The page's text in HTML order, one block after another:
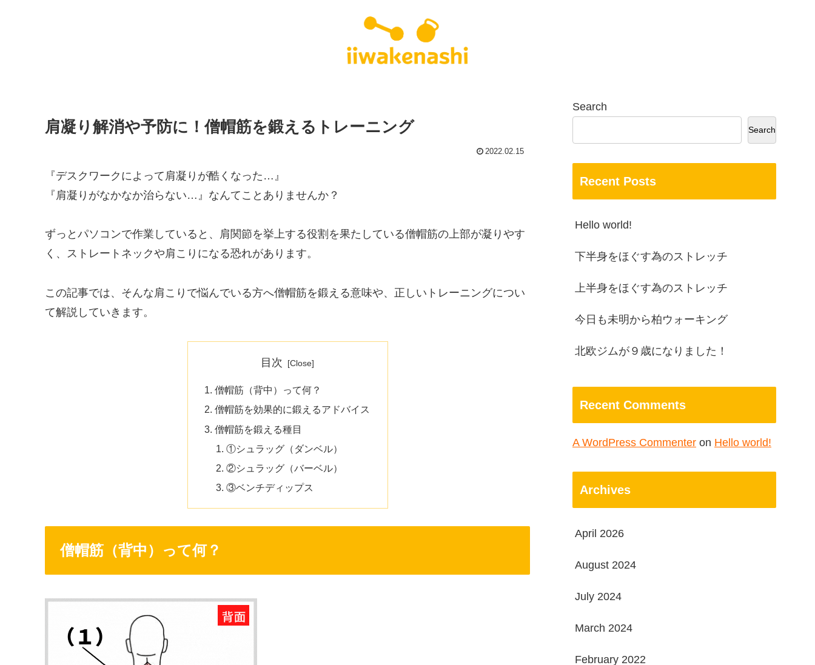
肩凝り解消や予防に！僧帽筋を鍛えるトレーニング
2022.02.15
『デスクワークによって肩凝りが酷くなった…』
『肩凝りがなかなか治らない…』なんてことありませんか？
ずっとパソコンで作業していると、肩関節を挙上する役割を果たしている僧帽筋の上部が凝りやす
く、ストレートネックや肩こりになる恐れがあります。
この記事では、そんな肩こりで悩んでいる方へ僧帽筋を鍛える意味や、正しいトレーニングについ
て解説していきます。
目次
僧帽筋（背中）って何？
僧帽筋を効果的に鍛えるアドバイス
僧帽筋を鍛える種目
①シュラッグ（ダンベル）
②シュラッグ（バーベル）
③ベンチディップス
僧帽筋（背中）って何？
Search
Search
Recent Posts
Hello world!
下半身をほぐす為のストレッチ
上半身をほぐす為のストレッチ
今日も未明から柏ウォーキング
北欧ジムが９歳になりました！
Recent Comments
A WordPress Commenter on Hello world!
Archives
April 2026
August 2024
July 2024
March 2024
February 2022